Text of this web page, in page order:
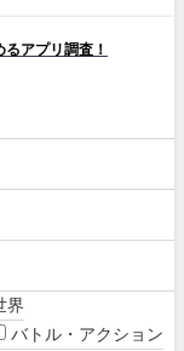
アプリ調査！
界
バトル・アクション